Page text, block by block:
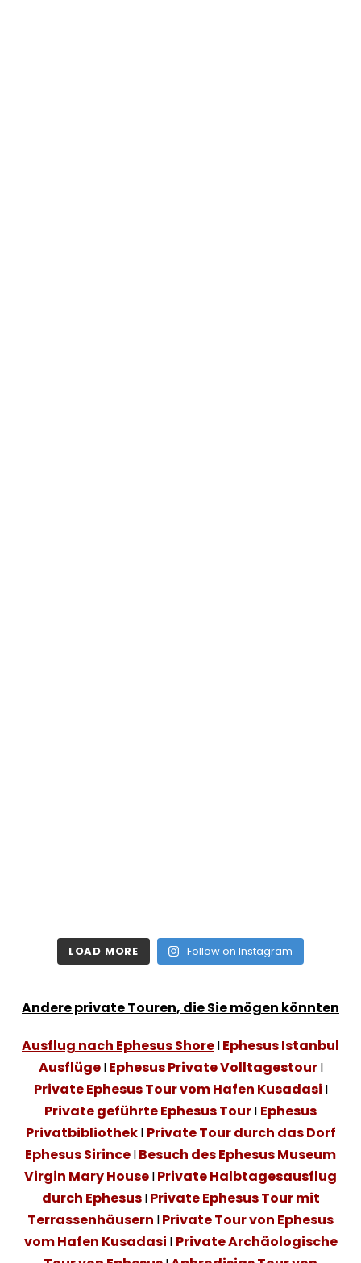
LOAD MORE Follow on Instagram
Andere private Touren, die Sie mögen könnten
Ausflug nach Ephesus ShoreIEphesus Istanbul
AusflügeIEphesus Private VolltagestourI
Private Ephesus Tour vom Hafen Kusadasi I
Private geführte Ephesus TourI Ephesus
PrivatbibliothekI Private Tour durch das Dorf
Ephesus SirinceIBesuch des Ephesus Museum
Virgin Mary HouseIPrivate Halbtagesausflug
durch EphesusIPrivate Ephesus Tour mit
Terrassenhäusern IPrivate Tour von Ephesus
vom Hafen Kusadasi I Private Archäologische